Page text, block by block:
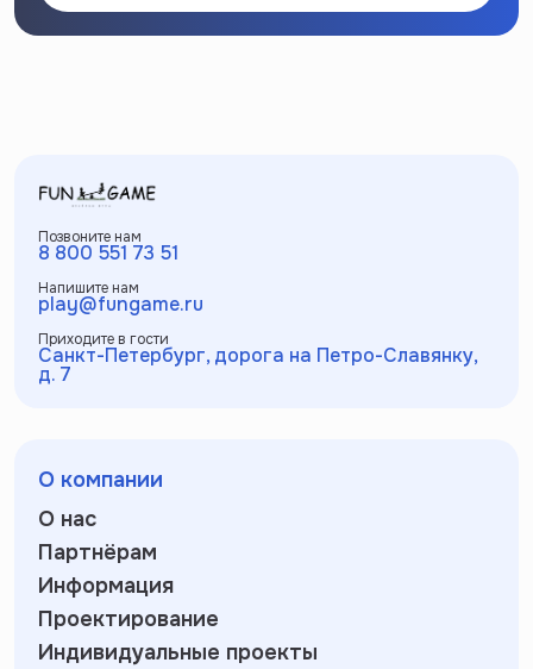
Позвоните нам
8 800 551 73 51
Напишите нам
play@fungame.ru
Приходите в гости
Санкт-Петербург, дорога на Петро-Славянку,
д. 7
О компании
О нас
Партнёрам
Информация
Проектирование
Индивидуальные проекты